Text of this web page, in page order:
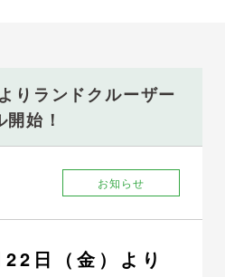
りランドクルーザー
始！
お知らせ
日（金）より